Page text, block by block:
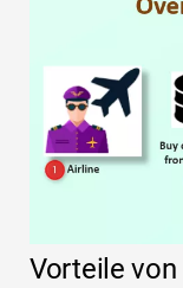
Vorteile von